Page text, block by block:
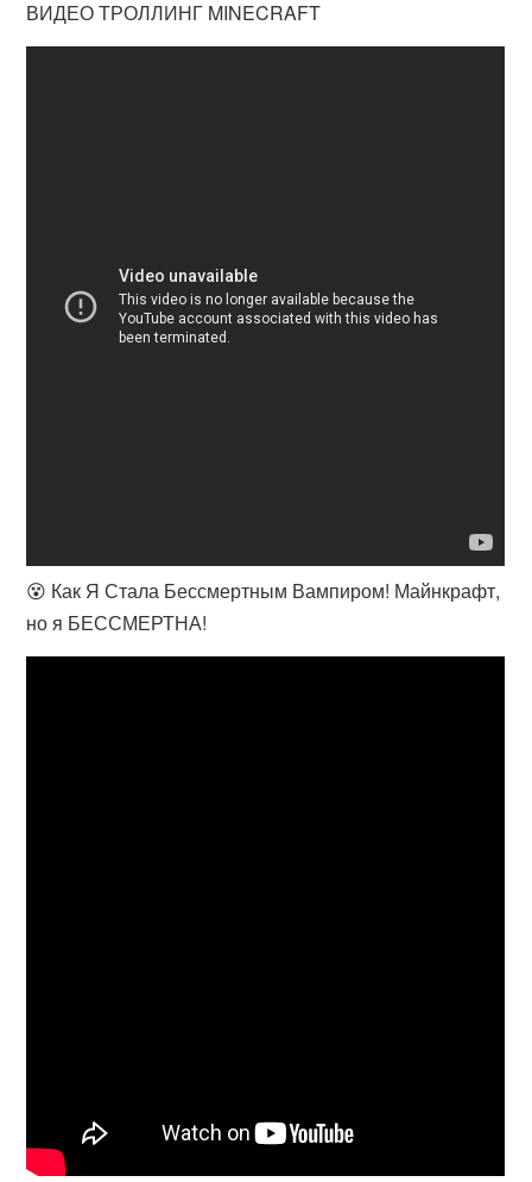
ВИДЕО ТРОЛЛИНГ MINECRAFT
😵 Как Я Стала Бессмертным Вампиром! Майнкрафт,
но я БЕССМЕРТНА!